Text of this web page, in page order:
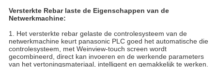
Versterkte Rebar laste de Eigenschappen van de
Netwerkmachine:
1. Het versterkte rebar gelaste de controlesysteem van de
netwerkmachine keurt panasonic PLC goed het automatische die
controlesysteem, met Weinview-touch screen wordt
gecombineerd, direct kan invoeren en de werkende parameters
van het vertoningsmateriaal, intelligent en gemakkelijk te werken.